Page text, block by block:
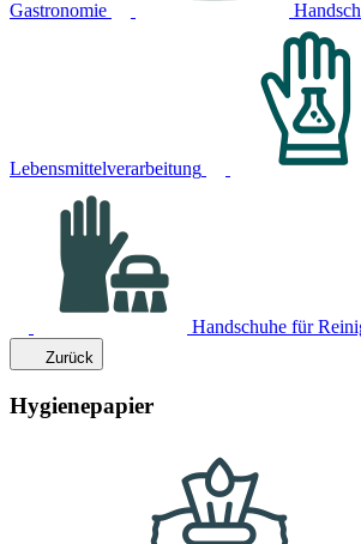
Gastronomie
Lebensmittelverarbeitung
Handschuhe für
Zurück
Hygienepapier